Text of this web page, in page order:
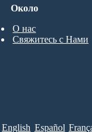
Около
О нас
Свяжитесь с Нами
English Español